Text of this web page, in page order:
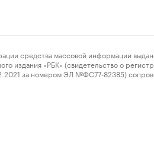
средства массовой информации
издания «РБК» (свидетельство о
за номером ЭЛ №ФС77-82385)